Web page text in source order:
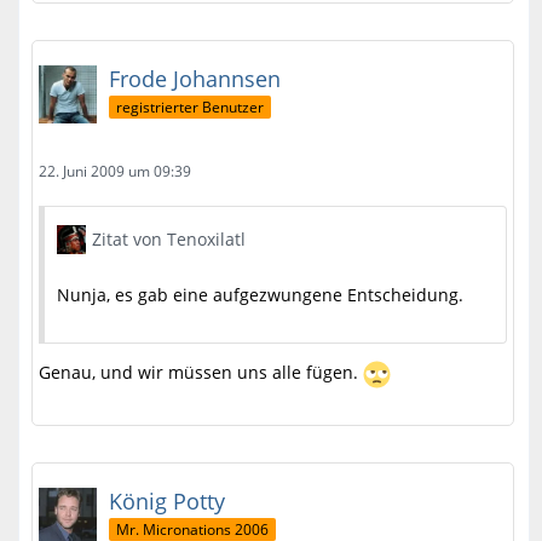
Frode Johannsen
registrierter Benutzer
22. Juni 2009 um 09:39
Zitat von Tenoxilatl
Nunja, es gab eine aufgezwungene Entscheidung.
Genau, und wir müssen uns alle fügen.
König Potty
Mr. Micronations 2006